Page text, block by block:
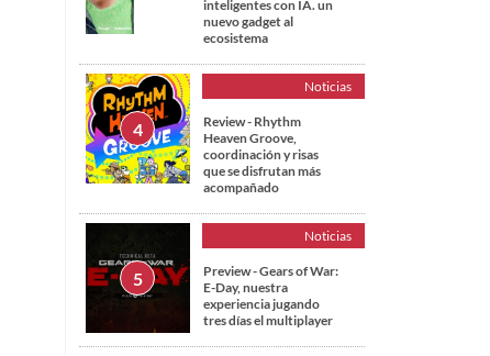
inteligentes con IA. un
nuevo gadget al
ecosistema
Noticias
Review - Rhythm
Heaven Groove,
coordinación y risas
que se disfrutan más
acompañado
Noticias
Preview - Gears of War:
E-Day, nuestra
experiencia jugando
tres días el multiplayer